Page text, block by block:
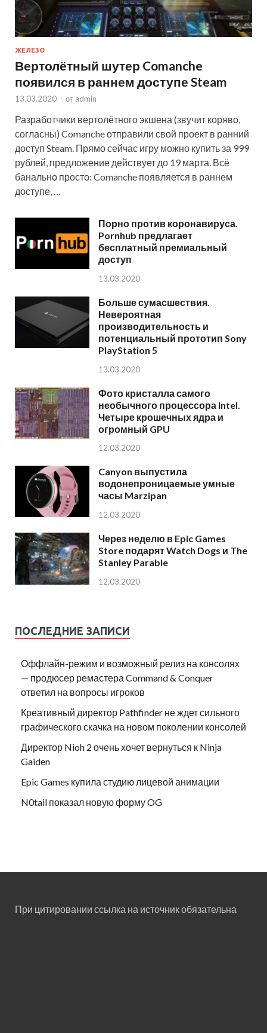
ЖЕЛЕЗО
Вертолётный шутер Comanche
появился в раннем доступе Steam
13.03.2020 - от admin
Разработчики вертолётного экшена (звучит коряво,
согласны) Comanche отправили свой проект в ранний
доступ Steam. Прямо сейчас игру можно купить за 999
рублей, предложение действует до 19 марта. Всё
банально просто: Comanche появляется в раннем
доступе, …
Порно против коронавируса.
Pornhub предлагает
бесплатный премиальный
доступ
13.03.2020
Больше сумасшествия.
Невероятная
производительность и
потенциальный прототип Sony
PlayStation 5
13.03.2020
Фото кристалла самого
необычного процессора Intel.
Четыре крошечных ядра и
огромный GPU
12.03.2020
Canyon выпустила
водонепроницаемые умные
часы Marzipan
12.03.2020
Через неделю в Epic Games
Store подарят Watch Dogs и The
Stanley Parable
12.03.2020
ПОСЛЕДНИЕ ЗАПИСИ
Оффлайн-режим и возможный релиз на консолях
— продюсер ремастера Command & Conquer
ответил на вопросы игроков
Креативный директор Pathfinder не ждет сильного
графического скачка на новом поколении консолей
Директор Nioh 2 очень хочет вернуться к Ninja
Gaiden
Epic Games купила студию лицевой анимации
N0tail показал новую форму OG
При цитировании ссылка на источник обязательна